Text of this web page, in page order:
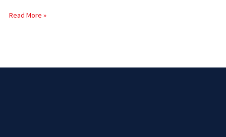
Read More »